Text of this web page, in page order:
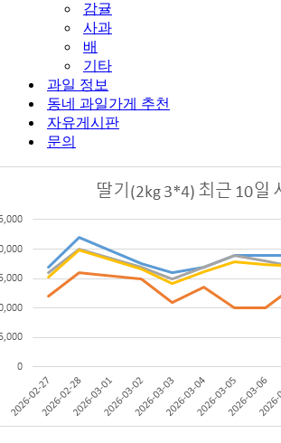
감귤
사과
배
기타
과일 정보
동네 과일가게 추천
자유게시판
문의